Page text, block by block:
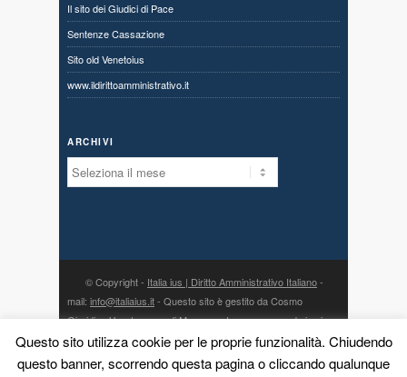
Il sito dei Giudici di Pace
Sentenze Cassazione
Sito old Venetoius
www.ildirittoamministrativo.it
ARCHIVI
Archivi
© Copyright - Italia ius | Diritto Amministrativo Italiano-
mail: info@italiaius.it- Questo sito è gestito da Cosmo
Giuridico Veneto s.a.s. di Marangon Ivonne, con sede in via
Centro 80, fraz. Priabona 36030 Monte di Malo (VI) - P. IVA
03775960242 - PEC:cosmogiuridicoveneto@legalmail.it- la
Questo sito utilizza cookie per le proprie funzionalità. Chiudendo
questo banner, scorrendo questa pagina o cliccando qualunque